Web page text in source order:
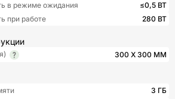
в режиме ожидания
≤0,5 ВТ
при работе
280 ВТ
300 Х 300 ММ
3 ГБ